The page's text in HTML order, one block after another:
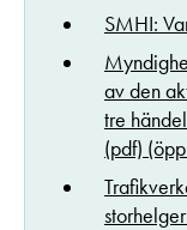
SMHI:
av den
tre
(pdf)